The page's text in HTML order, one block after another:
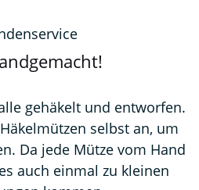
gehäkelt und entworfen.
selbst an, um
Da jede Mütze vom Hand
auch einmal zu kleinen